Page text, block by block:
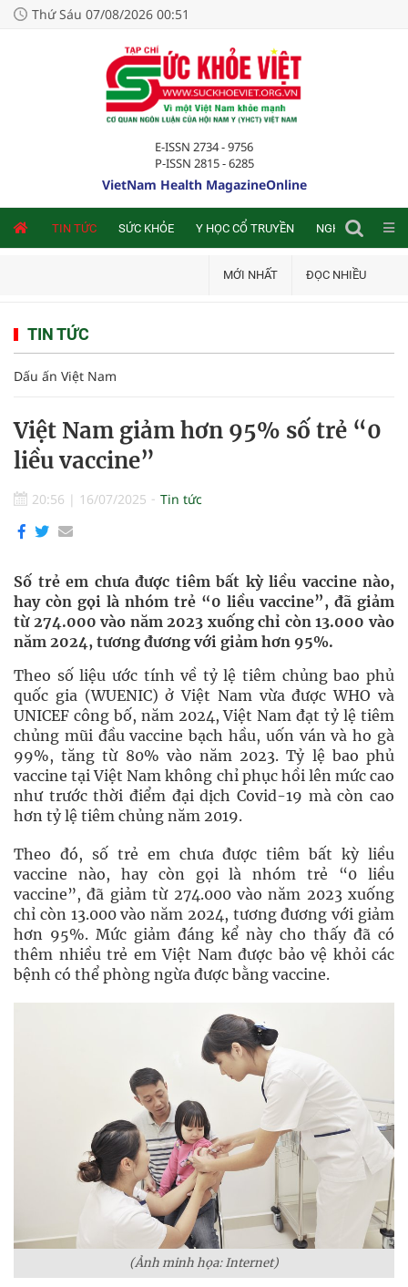
Thứ Sáu 07/08/2026 00:51
E-ISSN 2734 - 9756
P-ISSN 2815 - 6285
VietNam Health MagazineOnline
TIN TỨC SỨC KHỎE Y HỌC CỔ TRUYỀN NGHIÊN CỨU
MỚI NHẤT ĐỌC NHIỀU
TIN TỨC
Dấu ấn Việt Nam
Việt Nam giảm hơn 95% số trẻ “0
liều vaccine”
20:56 | 16/07/2025 Tin tức
Số trẻ em chưa được tiêm bất kỳ liều vaccine nào,
hay còn gọi là nhóm trẻ “0 liều vaccine”, đã giảm
từ 274.000 vào năm 2023 xuống chỉ còn 13.000 vào
năm 2024, tương đương với giảm hơn 95%.
Theo số liệu ước tính về tỷ lệ tiêm chủng bao phủ
quốc gia (WUENIC) ở Việt Nam vừa được WHO và
UNICEF công bố, năm 2024, Việt Nam đạt tỷ lệ tiêm
chủng mũi đầu vaccine bạch hầu, uốn ván và ho gà
99%, tăng từ 80% vào năm 2023. Tỷ lệ bao phủ
vaccine tại Việt Nam không chỉ phục hồi lên mức cao
như trước thời điểm đại dịch Covid-19 mà còn cao
hơn tỷ lệ tiêm chủng năm 2019.
Theo đó, số trẻ em chưa được tiêm bất kỳ liều
vaccine nào, hay còn gọi là nhóm trẻ “0 liều
vaccine”, đã giảm từ 274.000 vào năm 2023 xuống
chỉ còn 13.000 vào năm 2024, tương đương với giảm
hơn 95%. Mức giảm đáng kể này cho thấy đã có
thêm nhiều trẻ em Việt Nam được bảo vệ khỏi các
bệnh có thể phòng ngừa được bằng vaccine.
(Ảnh minh họa: Internet)